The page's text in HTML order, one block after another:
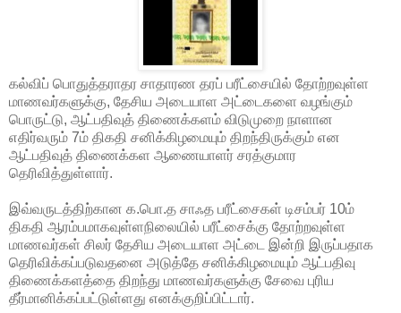
கல்விப் பொதுத்தராதர சாதாரண தரப் பரீட்சையில் தோற்றவுள்ள
மாணவர்களுக்கு, தேசிய அடையாள அட்டைகளை வழங்கும்
பொருட்டு, ஆட்பதிவுத் திணைக்களம் விடுமுறை நாளான
எதிர்வரும் 7ம் திகதி சனிக்கிழமையும் திறந்திருக்கும் என
ஆட்பதிவுத் திணைக்கள ஆணையாளர் சரத்குமார
தெரிவித்துள்ளார்.
இவ்வருடத்திற்கான க.பொ.த சாஃத பரீட்சைகள் டிசம்பர் 10ம்
திகதி ஆரம்பமாகவுள்ளநிலையில் பரீட்சைக்கு தோற்றவுள்ள
மாணவர்கள் சிலர் தேசிய அடையாள அட்டை இன்றி இருப்பதாக
தெரிவிக்கப்படுவதனை அடுத்தே சனிக்கிழமையும் ஆட்பதிவு
திணைக்களத்தை திறந்து மாணவர்களுக்கு சேவை புரிய
தீர்மானிக்கப்பட்டுள்ளது எனக்குறிப்பிட்டார்.